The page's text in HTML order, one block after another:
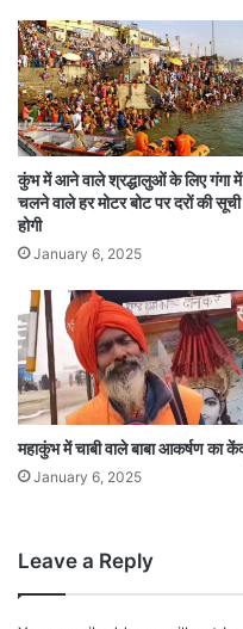
कुंभ में आने वाले श्रद्धालुओं के लिए गंगा में
चलने वाले हर मोटर बोट पर दरों की सूची
होगी
January 6, 2025
महाकुंभ में चाबी वाले बाबा आकर्षण का
January 6, 2025
Leave a Reply